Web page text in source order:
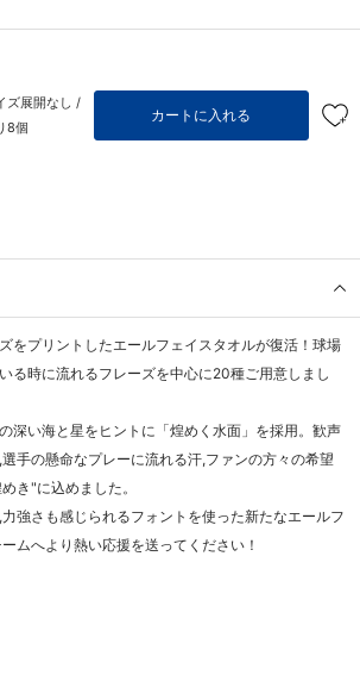
ズ展開なし /
8個
カートに入れる
をプリントしたエールフェイスタオルが復活！球場
る時に流れるフレーズを中心に20種ご用意しまし
深い海と星をヒントに「煌めく水面」を採用。歓声
手の懸命なプレーに流れる汗,ファンの方々の希望
き"に込めました。
強さも感じられるフォントを使った新たなエールフ
ムへより熱い応援を送ってください！